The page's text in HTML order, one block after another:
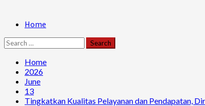
PrimaryHome
Search
for:
Home
2026
June
13
Tingkatkan Kualitas Pelayanan dan Pendapatan,